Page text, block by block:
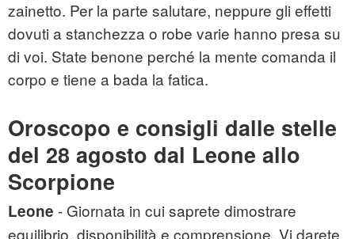
zainetto. Per la parte salutare, neppure gli effetti
dovuti a stanchezza o robe varie hanno presa su
di voi. State benone perché la mente comanda il
corpo e tiene a bada la fatica.
Oroscopo e consigli dalle stelle
del 28 agosto dal Leone allo
Scorpione
Leone - Giornata in cui saprete dimostrare
equilibrio, disponibilità e comprensione. Vi darete